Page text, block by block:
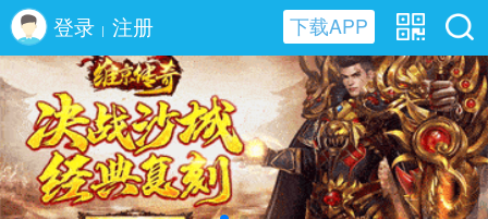
登录 | 注册 下载APP
维京传奇H5